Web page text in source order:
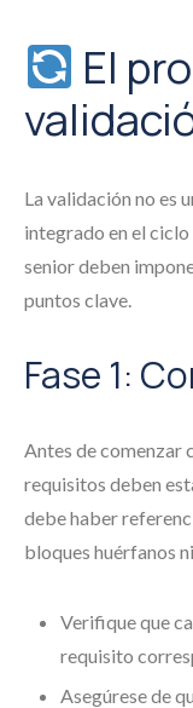
El
La validación no es
integrado en el
senior deben
puntos clave.
Fase 1:
Antes de comenzar
requisitos deben
debe haber
bloques huérfanos
Verifique que
requisito
Asegúrese de